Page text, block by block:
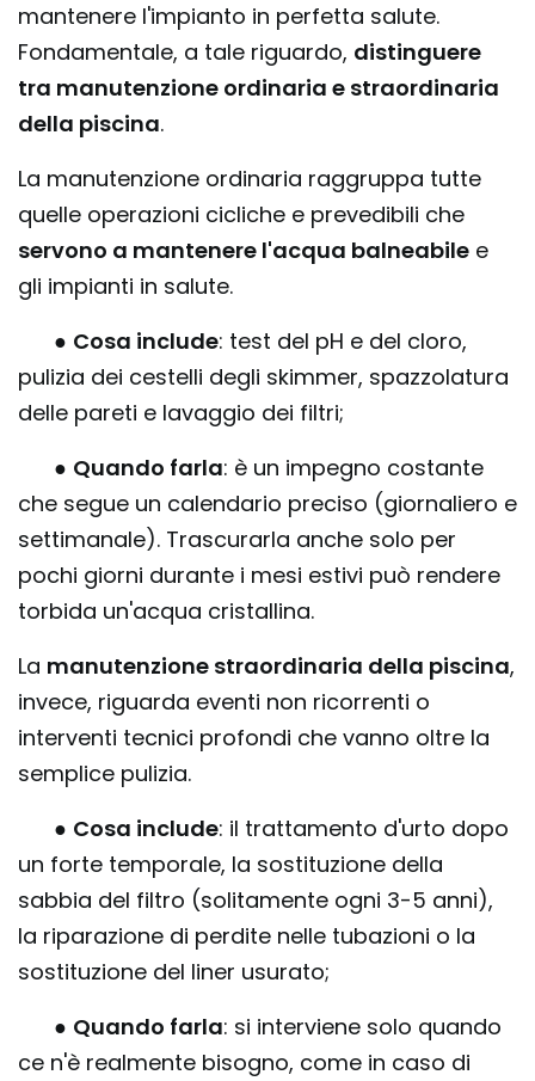
mantenere l'impianto in perfetta salute.
Fondamentale, a tale riguardo, distinguere
tra manutenzione ordinaria e straordinaria
della piscina.
La manutenzione ordinaria raggruppa tutte
quelle operazioni cicliche e prevedibili che
servono a mantenere l'acqua balneabile e
gli impianti in salute.
● Cosa include: test del pH e del cloro,
pulizia dei cestelli degli skimmer, spazzolatura
delle pareti e lavaggio dei filtri;
● Quando farla: è un impegno costante
che segue un calendario preciso (giornaliero e
settimanale). Trascurarla anche solo per
pochi giorni durante i mesi estivi può rendere
torbida un'acqua cristallina.
La manutenzione straordinaria della piscina,
invece, riguarda eventi non ricorrenti o
interventi tecnici profondi che vanno oltre la
semplice pulizia.
● Cosa include: il trattamento d'urto dopo
un forte temporale, la sostituzione della
sabbia del filtro (solitamente ogni 3-5 anni),
la riparazione di perdite nelle tubazioni o la
sostituzione del liner usurato;
● Quando farla: si interviene solo quando
ce n'è realmente bisogno, come in caso di